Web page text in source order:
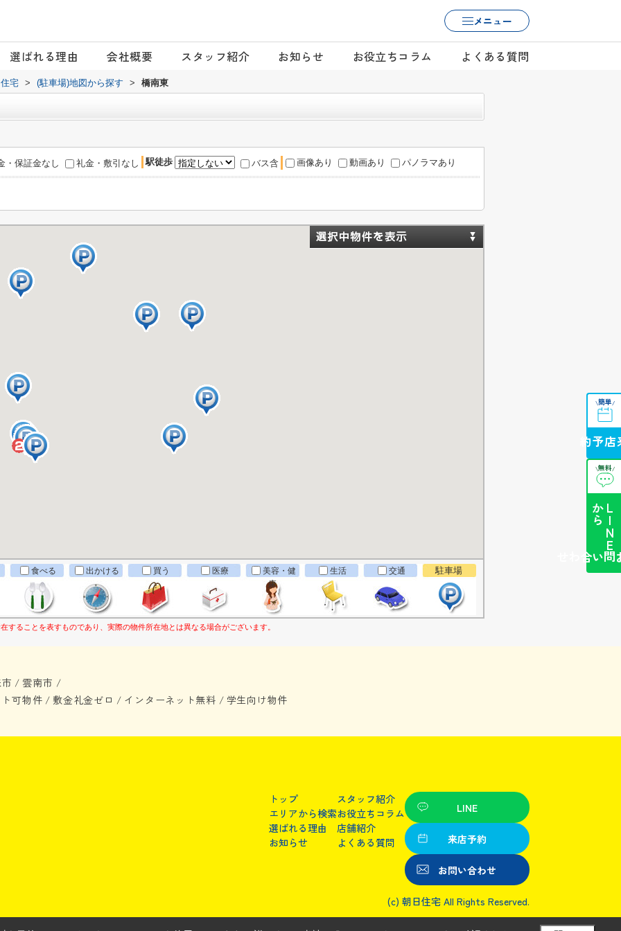
メニュー
選ばれる理由 会社概要 スタッフ紹介 お知らせ お役立ちコラム よくある質問
宅 > (駐車場)地図から探す > 橋南東
・保証金なし 礼金・敷引なし 駅徒歩 バス含 画像あり 動画あり パノラマあり
食べる 出かける 買う 医療
美容・健
康
生活 交通 駐車場
ることを表すものであり、実際の物件所在地とは異なる場合がございます。
/ 雲南市 /
可物件 / 敷金礼金ゼロ / インターネット無料 / 学生向け物件
トップ
エリアから検索
選ばれる理由
お知らせ
スタッフ紹介
お役立ちコラム
店舗紹介
よくある質問
LINE
来店予約
お問い合わせ
(c) 朝日住宅 All Rights Reserved.
\簡単/
来店予約
\無料/
L
I
N
E
か
ら